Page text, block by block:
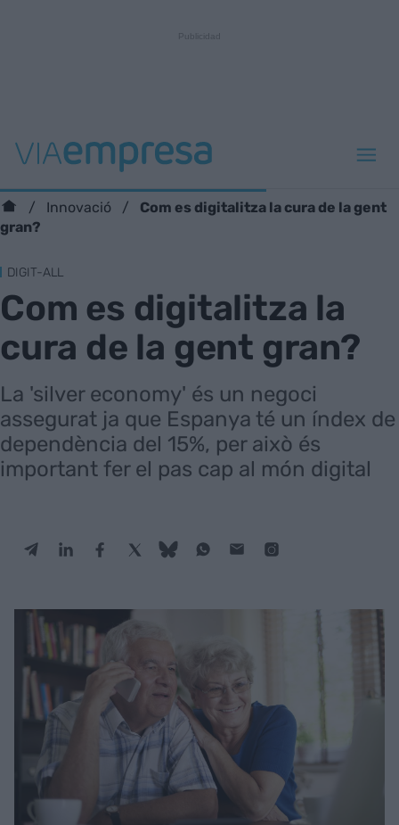
Innovació
Com es digitalitza la cura de la gent
gran?
DIGIT-ALL
Com es digitalitza la
cura de la gent gran?
La 'silver economy' és un negoci
assegurat ja que Espanya té un índex de
dependència del 15%, per això és
important fer el pas cap al món digital